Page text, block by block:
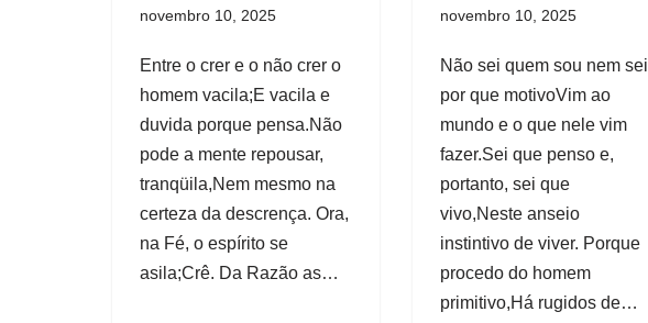
novembro 10, 2025
Entre o crer e o não crer o
homem vacila;E vacila e
duvida porque pensa.Não
pode a mente repousar,
tranqüila,Nem mesmo na
certeza da descrença. Ora,
na Fé, o espírito se
asila;Crê. Da Razão as…
novembro 10, 2025
Não sei quem sou nem sei
por que motivoVim ao
mundo e o que nele vim
fazer.Sei que penso e,
portanto, sei que
vivo,Neste anseio
instintivo de viver. Porque
procedo do homem
primitivo,Há rugidos de…